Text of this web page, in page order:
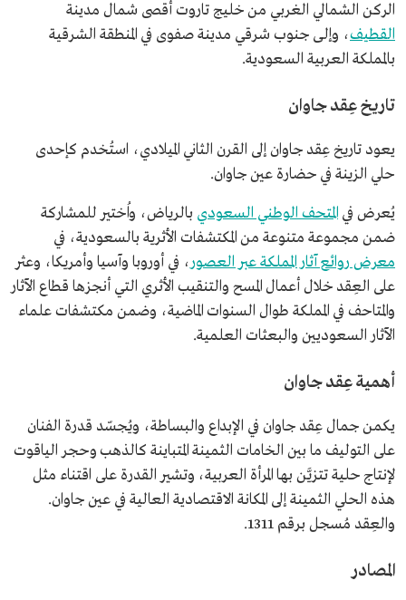
الركن الشمالي الغربي من خليج تاروت أقصى شمال مدينة
القطيف، وإلـى جنوب شرقي مدينة صفوى في المنطقة الشرقية
بالمملكة العربية السعودية.
تاريخ عِقد جاوان
يعود تاريخ عِقد جاوان إلى القرن الثاني الميلادي، استُخدم كإحدى
حلي الزينة في حضارة عين جاوان.
يُعرض في المتحف الوطني السعودي بالرياض، واُختير للمشاركة
ضمن مجموعة متنوعة من المكتشفات الأثرية بالسعودية، في
معرض روائع آثار المملكة عبر العصور، في أوروبا وآسيا وأمريكا، وعثر
على العِقد خلال أعمال المسح والتنقيب الأثري التي أنجزها قطاع الآثار
والمتاحف في المملكة طوال السنوات الماضية، وضمن مكتشفات علماء
الآثار السعوديين والبعثات العلمية.
أهمية عِقد جاوان
يكمن جمال عِقد جاوان في الإبداع والبساطة، ويُجسّد قدرة الفنان
على التوليف ما بين الخامات الثمينة المتباينة كالذهب وحجر الياقوت
لإنتاج حلية تتزيَّن بها المرأة العربية، وتشير القدرة على اقتناء مثل
هذه الحلي الثمينة إلى المكانة الاقتصادية العالية في عين جاوان.
والعِقد مُسجل برقم 1311.
المصادر